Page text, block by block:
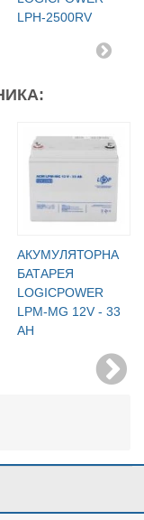
LPH-2500RV
АКУМУЛЯТОРНА
БАТАРЕЯ
LOGICPOWER
LPM-MG 12V - 33
AH